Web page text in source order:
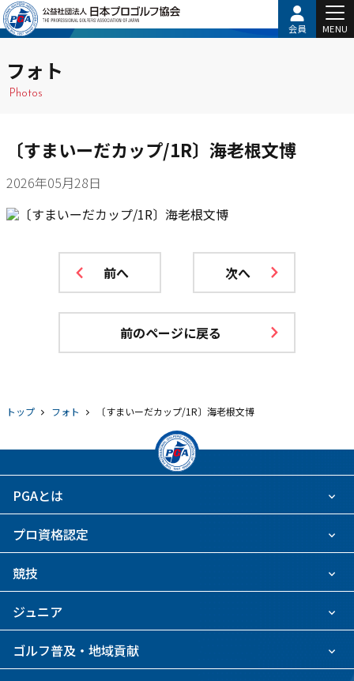
会員 MENU
フォト
Photos
〔すまいーだカップ/1R〕海老根文博
2026年05月28日
前へ 次へ
前のページに戻る
トップ フォト 〔すまいーだカップ/1R〕海老根文博
PGAとは
プロ資格認定
競技
ジュニア
ゴルフ普及・地域貢献